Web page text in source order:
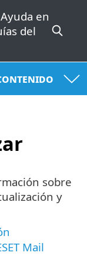
sobre
y
Mail